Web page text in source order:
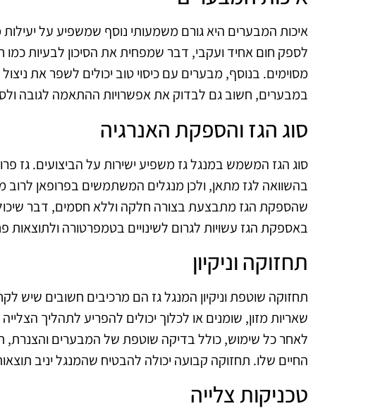
איכות המבערים היא גורם משמעותי נוסף שמשפיע על
לספק חום אחיד ועקבי, דבר שמפחית את הסיכון לבעיות כמו
מסוימים. בנוסף, מבערים עם כיסוי טוב יכולים לשפר את
במבערים, חשוב גם לבדוק את אפשרויות ההתאמה לגובה
סוג הגז והספקת האנרגיה
סוג הגז המשמש במנגל גז משפיע ישירות על הביצועים. גז
בהשוואה לגז מתאן, ולכן מנגלים המשתמשים בפרופאן לרוב
שהספקת הגז מתבצעת בצורה חלקה וללא חסמים, דבר
באספקת הגז עשויות לגרום לשינויים בטמפרטורה ולתוצאות
תחזוקה וניקיון
תחזוקה שוטפת וניקיון המנגל גז הם מרכיבים חשובים שיש
שאריות מזון, שומנים או לכלוך יכולים להפריע לתהליך
לאחר כל שימוש, כולל בדיקה שוטפת של המבערים והצנרת,
החיים שלו. תחזוקה קבועה יכולה להבטיח שהמנגל יניב
טכניקות צלייה